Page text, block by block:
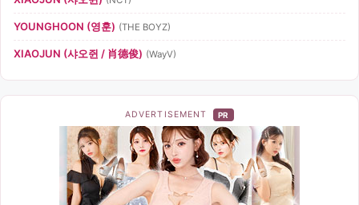
YOUNGHOON (영훈) (THE BOYZ)
XIAOJUN (샤오쥔 / 肖德俊) (WayV)
ADVERTISEMENT PR